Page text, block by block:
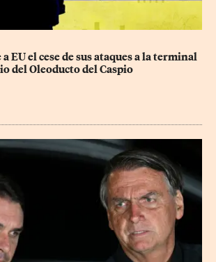
EU el cese de sus ataques a la terminal
del Oleoducto del Caspio